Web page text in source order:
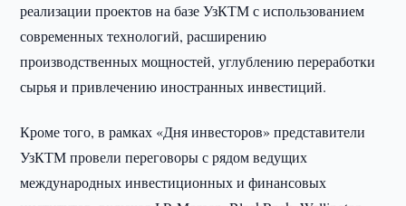
реализации проектов на базе УзКТМ с использованием
современных технологий, расширению
производственных мощностей, углублению переработки
сырья и привлечению иностранных инвестиций.
Кроме того, в рамках «Дня инвесторов» представители
УзКТМ провели переговоры с рядом ведущих
международных инвестиционных и финансовых